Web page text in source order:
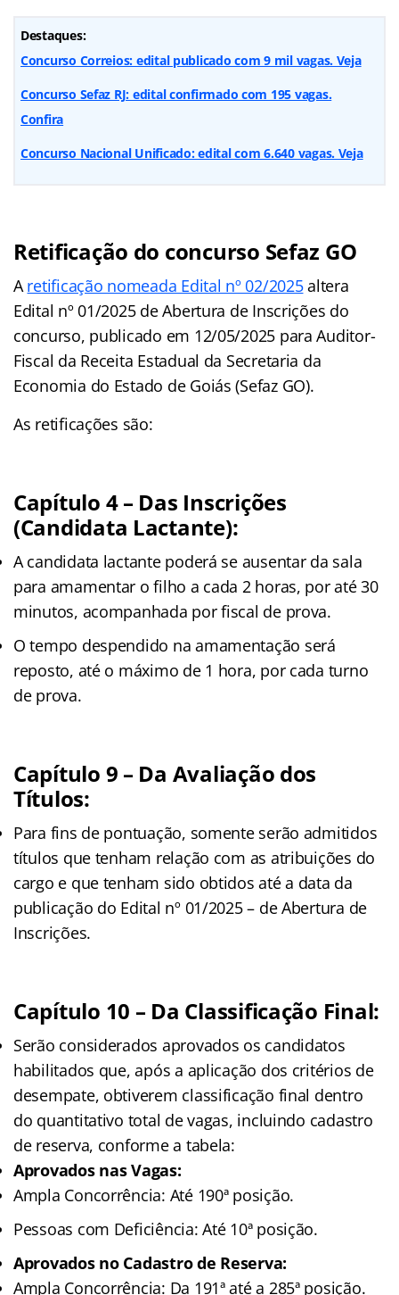
Destaques:
Concurso Correios: edital publicado com 9 mil vagas. Veja
Concurso Sefaz RJ: edital confirmado com 195 vagas.
Confira
Concurso Nacional Unificado: edital com 6.640 vagas. Veja
Retificação do concurso Sefaz GO
A retificação nomeada Edital nº 02/2025altera
Edital nº 01/2025 de Abertura de Inscrições do
concurso, publicado em 12/05/2025 para Auditor-
Fiscal da Receita Estadual da Secretaria da
Economia do Estado de Goiás (Sefaz GO).
As retificações são:
Capítulo 4 – Das Inscrições
(Candidata Lactante):
A candidata lactante poderá se ausentar da sala
para amamentar o filho a cada 2 horas, por até 30
minutos, acompanhada por fiscal de prova.
O tempo despendido na amamentação será
reposto, até o máximo de 1 hora, por cada turno
de prova.
Capítulo 9 – Da Avaliação dos
Títulos:
Para fins de pontuação, somente serão admitidos
títulos que tenham relação com as atribuições do
cargo e que tenham sido obtidos até a data da
publicação do Edital nº 01/2025 – de Abertura de
Inscrições.
Capítulo 10 – Da Classificação Final:
Serão considerados aprovados os candidatos
habilitados que, após a aplicação dos critérios de
desempate, obtiverem classificação final dentro
do quantitativo total de vagas, incluindo cadastro
de reserva, conforme a tabela:
Aprovados nas Vagas:
Ampla Concorrência: Até 190ª posição.
Pessoas com Deficiência: Até 10ª posição.
Aprovados no Cadastro de Reserva:
Ampla Concorrência: Da 191ª até a 285ª posição.